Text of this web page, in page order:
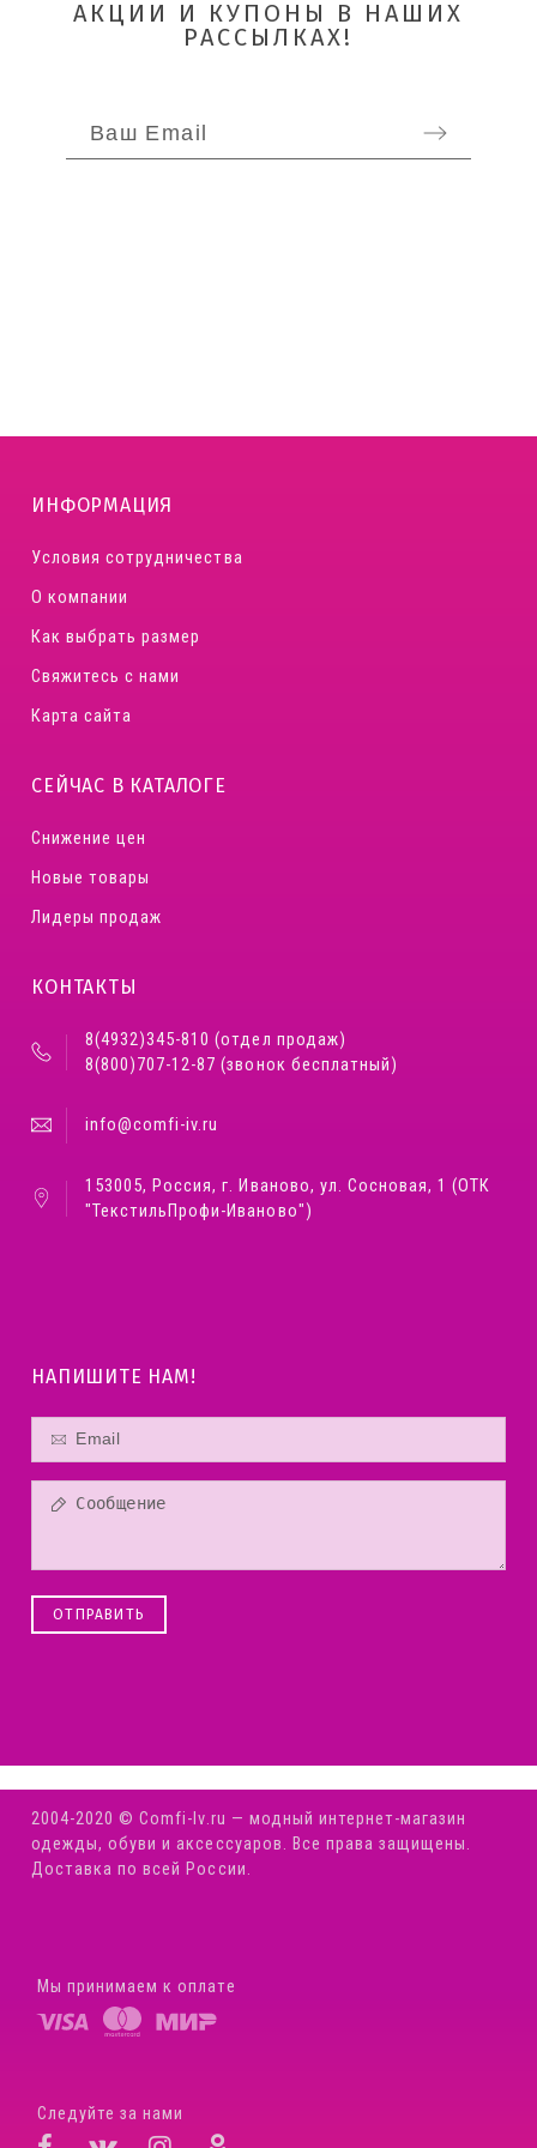
АКЦИИ И КУПОНЫ В НАШИХ
РАССЫЛКАХ!
ИНФОРМАЦИЯ
Условия сотрудничества
О компании
Как выбрать размер
Свяжитесь с нами
Карта сайта
СЕЙЧАС В КАТАЛОГЕ
Снижение цен
Новые товары
Лидеры продаж
КОНТАКТЫ
8(4932)345-810 (отдел продаж)
8(800)707-12-87 (звонок бесплатный)
info@comfi-iv.ru
153005, Россия, г. Иваново, ул. Сосновая, 1 (ОТК
"ТекстильПрофи-Иваново")
НАПИШИТЕ НАМ!
ОТПРАВИТЬ
2004-2020 © Comfi-Iv.ru — модный интернет-магазин
одежды, обуви и аксессуаров. Все права защищены.
Доставка по всей России.
Мы принимаем к оплате
Следуйте за нами